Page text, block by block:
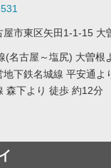
屋市東区矢田1-1-15 大
(名古屋～塩尻) 大曽根
地下鉄名城線 平安通よ
森下より 徒歩 約12分